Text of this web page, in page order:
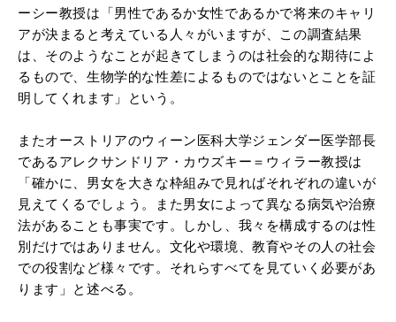
ーシー教授は「男性であるか女性であるかで将来のキャリ
アが決まると考えている人々がいますが、この調査結果
は、そのようなことが起きてしまうのは社会的な期待によ
るもので、生物学的な性差によるものではないとことを証
明してくれます」という。
またオーストリアのウィーン医科大学ジェンダー医学部長
であるアレクサンドリア・カウズキー＝ウィラー教授は
「確かに、男女を大きな枠組みで見ればそれぞれの違いが
見えてくるでしょう。また男女によって異なる病気や治療
法があることも事実です。しかし、我々を構成するのは性
別だけではありません。文化や環境、教育やその人の社会
での役割など様々です。それらすべてを見ていく必要があ
ります」と述べる。